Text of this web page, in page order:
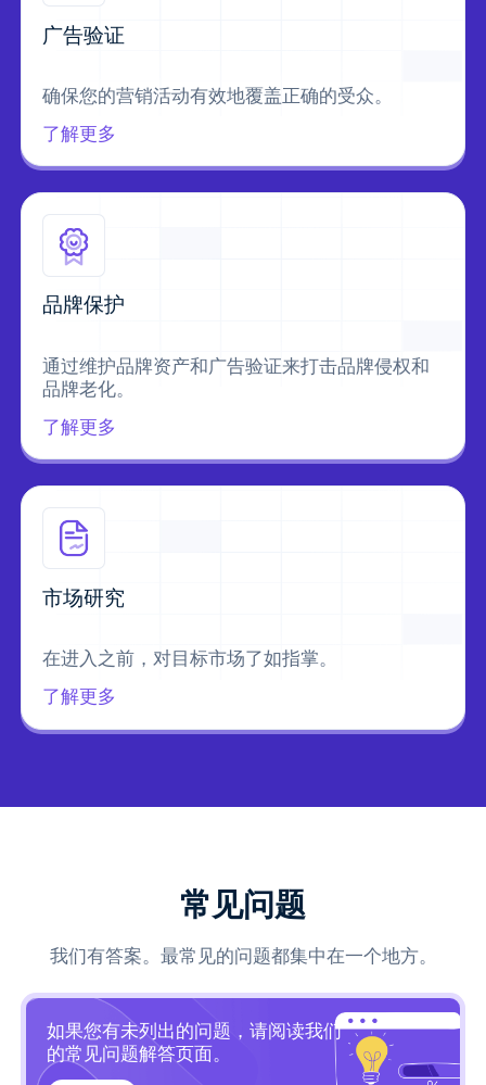
广告验证
确保您的营销活动有效地覆盖正确的受众。
了解更多
品牌保护
通过维护品牌资产和广告验证来打击品牌侵权和
品牌老化。
了解更多
市场研究
在进入之前，对目标市场了如指掌。
了解更多
常见问题
我们有答案。最常见的问题都集中在一个地方。
如果您有未列出的问题，请阅读我们
的常见问题解答页面。